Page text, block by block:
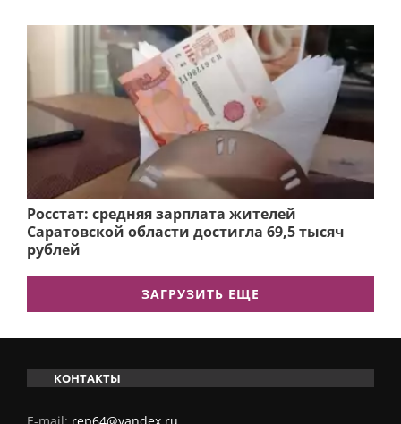
Росстат: средняя зарплата жителей
Саратовской области достигла 69,5 тысяч
рублей
ЗАГРУЗИТЬ ЕЩЕ
КОНТАКТЫ